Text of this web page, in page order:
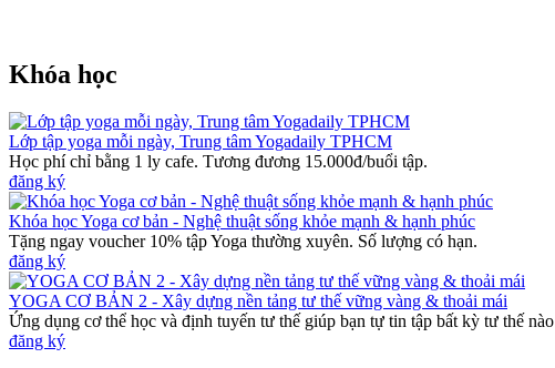
Khóa học
Lớp tập yoga mỗi ngày, Trung tâm Yogadaily TPHCM
Học phí chỉ bằng 1 ly cafe. Tương đương 15.000đ/buổi tập.
đăng ký
Khóa học Yoga cơ bản - Nghệ thuật sống khỏe mạnh & hạnh phúc
Tặng ngay voucher 10% tập Yoga thường xuyên. Số lượng có hạn.
đăng ký
YOGA CƠ BẢN 2 - Xây dựng nền tảng tư thế vững vàng & thoải mái
Ứng dụng cơ thể học và định tuyến tư thế giúp bạn tự tin tập bất kỳ tư thế nào
đăng ký